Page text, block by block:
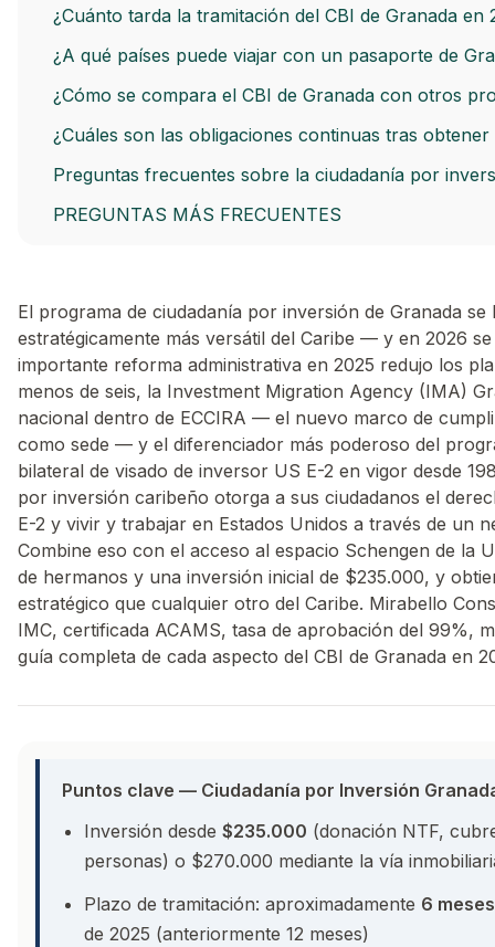
¿Cuánto tarda la tramitación del CBI de Granada en
¿A qué países puede viajar con un pasaporte de
¿Cómo se compara el CBI de Granada con otros
¿Cuáles son las obligaciones continuas tras
Preguntas frecuentes sobre la ciudadanía por
PREGUNTAS MÁS FRECUENTES
El programa de ciudadanía por inversión de Granada
estratégicamente más versátil del Caribe — y en 2026
importante reforma administrativa en 2025 redujo los
menos de seis, la Investment Migration Agency (IMA)
nacional dentro de ECCIRA — el nuevo marco de
como sede — y el diferenciador más poderoso del
bilateral de visado de inversor US E-2 en vigor desde
por inversión caribeño otorga a sus ciudadanos el
E-2 y vivir y trabajar en Estados Unidos a través de un
Combine eso con el acceso al espacio Schengen de la
de hermanos y una inversión inicial de $235.000, y
estratégico que cualquier otro del Caribe. Mirabello
IMC, certificada ACAMS, tasa de aprobación del 99%,
guía completa de cada aspecto del CBI de Granada en
Puntos clave — Ciudadanía por Inversión
Inversión desde $235.000 (donación NTF,
personas) o $270.000 mediante la vía
Plazo de tramitación: aproximadamente 6 meses
de 2025 (anteriormente 12 meses)